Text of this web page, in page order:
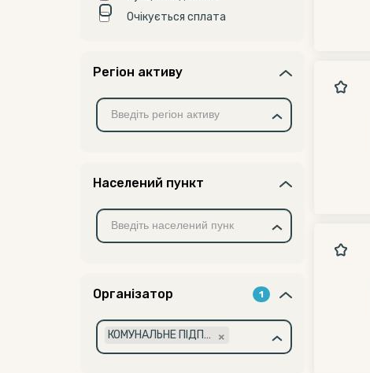
Очікується сплата
Регіон активу
Населений пункт
Організатор 1
×
КОМУНАЛЬНЕ ПІДПРИЄМСТВО "АГЕНЦІЯ З ПИТАНЬ РЕГІОНАЛЬНОГО РОЗВИТКУ" ЖИТОМИРСЬКОЇ ОБЛАСНОЇ РАДИ (32744337)